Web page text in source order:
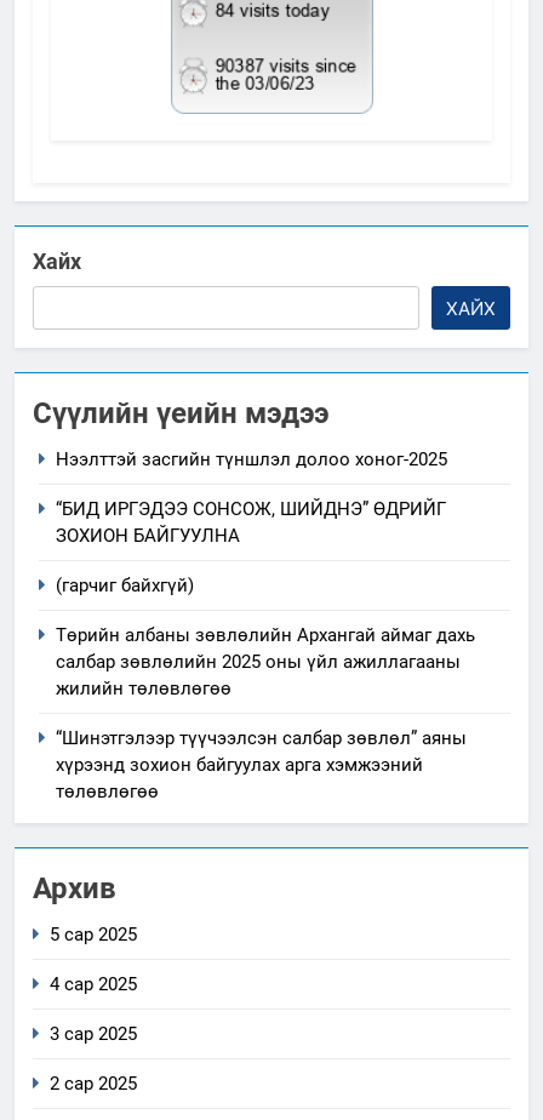
Хайх
ХАЙХ
Сүүлийн үеийн мэдээ
Нээлттэй засгийн түншлэл долоо хоног-2025
“БИД ИРГЭДЭЭ СОНСОЖ, ШИЙДНЭ” ӨДРИЙГ
ЗОХИОН БАЙГУУЛНА
(гарчиг байхгүй)
Төрийн албаны зөвлөлийн Архангай аймаг дахь
салбар зөвлөлийн 2025 оны үйл ажиллагааны
жилийн төлөвлөгөө
“Шинэтгэлээр түүчээлсэн салбар зөвлөл” аяны
хүрээнд зохион байгуулах арга хэмжээний
төлөвлөгөө
Архив
5 сар 2025
4 сар 2025
3 сар 2025
2 сар 2025